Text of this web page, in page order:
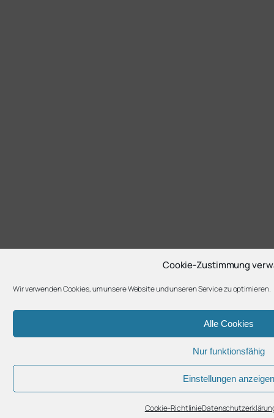
Cookie-Zustimmung
Wir verwenden Cookies, um unsere Website und unseren Service zu optimieren.
Alle Cookies
Nur funktionsfähig
Einstellungen anzeigen
Cookie-Richtlinie